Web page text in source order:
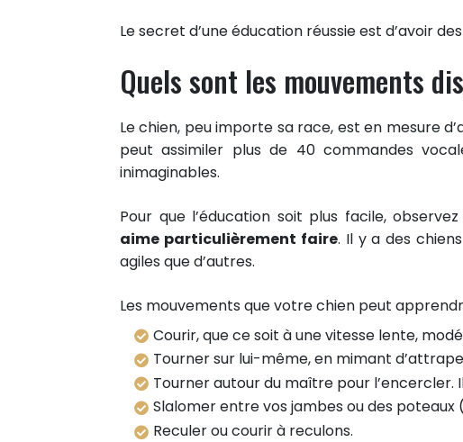
Partager sur facebook
Epingler sur Pinterest
Le secret d’une éducation réussie est d’avoir
Quels sont les mouvements
Le chien, peu importe sa race, est en mesure
peut assimiler plus de 40 commandes
inimaginables.
Pour que l’éducation soit plus facile,
aime particulièrement faire. Il y a des
agiles que d’autres.
Les mouvements que votre chien peut
Courir, que ce soit à une vitesse lente,
Tourner sur lui-même, en mimant
Tourner autour du maître pour
Slalomer entre vos jambes ou des
Reculer ou courir à reculons.